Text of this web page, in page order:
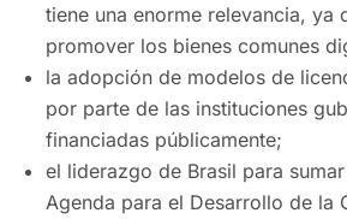
tiene una enorme relevancia, ya
promover los bienes comunes
la adopción de modelos de
por parte de las instituciones
financiadas públicamente;
el liderazgo de Brasil para
Agenda para el Desarrollo de la